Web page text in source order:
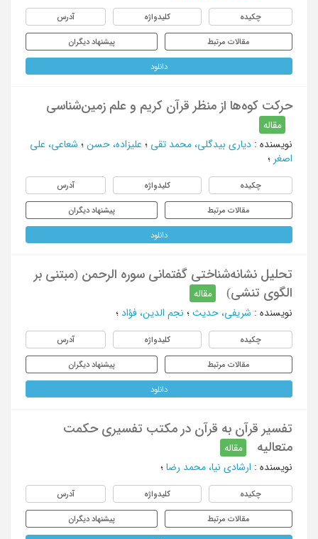
چکیده کلیدواژه آدرس
مقالات مرتبط پیشنهاد دیگران
دانلود
حرکت کوه‌ها از منظر قرآن کریم و علم زمین‌شناسی
مقاله
نویسنده : دیاری بیدگلی، محمد تقی ؛ علیزاده، حسن ؛ شعاعی، علی
اصغر ؛
چکیده کلیدواژه آدرس
مقالات مرتبط پیشنهاد دیگران
دانلود
تحلیل نشانه‌شناختی گفتمانی سوره الرحمن (مبتنی بر
الگوی تنشی)
مقاله
نویسنده : شریفی، حدیث ؛ نجم الدین، فؤاد ؛
چکیده کلیدواژه آدرس
مقالات مرتبط پیشنهاد دیگران
دانلود
تفسیر قرآن به قرآن در مکتب تفسیری حکمت
متعالیه
مقاله
نویسنده : ارشادی نیا، محمد رضا ؛
چکیده کلیدواژه آدرس
مقالات مرتبط پیشنهاد دیگران